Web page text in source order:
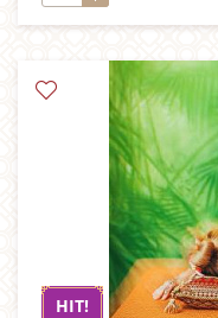
HIT!